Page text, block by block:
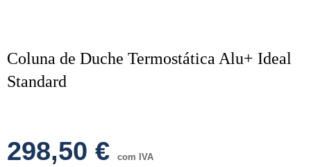
Coluna de Duche Termostática Alu+ Ideal
Standard
298,50 € com IVA